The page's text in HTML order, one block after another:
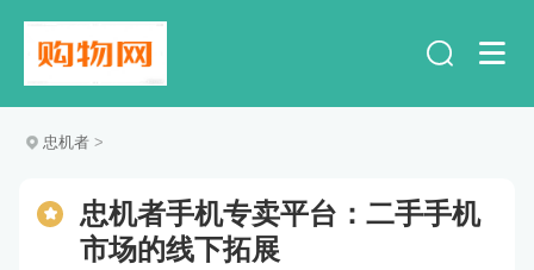
忠机者 >
忠机者手机专卖平台：二手手机
市场的线下拓展